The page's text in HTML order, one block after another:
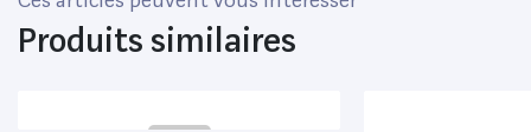
Y22s reconditionné vous permet de profiter d'un smartphone fiable
tout en étant éco-responsable. Chaque appareil subit des tests
Produits similaires